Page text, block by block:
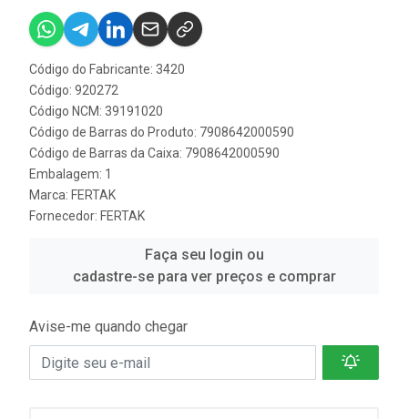
Código do Fabricante: 3420
Código: 920272
Código NCM: 39191020
Código de Barras do Produto: 7908642000590
Código de Barras da Caixa: 7908642000590
Embalagem: 1
Marca: FERTAK
Fornecedor: FERTAK
Faça seu login ou
cadastre-se para ver preços e comprar
Avise-me quando chegar